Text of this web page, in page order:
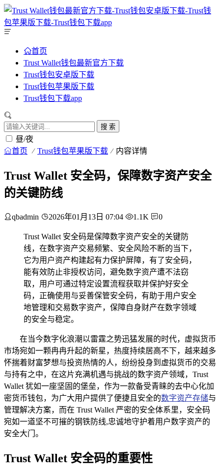
首页
Trust Wallet钱包最新官方下载
Trust钱包安卓版下载
Trust钱包苹果版下载
Trust钱包下载app
搜 索
昼/夜
首页 Trust钱包苹果版下载 内容详情
Trust Wallet 安全码，保障数字资产安全
的关键防线
qbadmin 2026年01月13日 07:04 1.1K 0
Trust Wallet 安全码是保障数字资产安全的关键防
线，在数字资产交易频繁、安全风险不断的当下，
它为用户资产构建起有力保护屏障，有了安全码，
能有效防止非授权访问，避免数字资产遭不法窃
取，用户可通过特定设置流程获取并保护好安全
码，正确使用与妥善保管安全码，有助于用户安全
地管理和交易数字资产，保障自身财产在数字领域
的安全与稳定。
在当今数字化浪潮以雷霆之势迅猛发展的时代，虚拟货币
市场宛如一颗冉冉升起的新星，热度持续居高不下，越来越多
怀揣着财富梦想与投资热情的人，纷纷投身到虚拟货币的交易
与持有之中，在这片充满机遇与挑战的数字资产领域，Trust
Wallet 犹如一座坚固的堡垒，作为一款备受青睐的去中心化加
密货币钱包，为广大用户提供了便捷且安全的数字资产存储与
管理解决方案，而在 Trust Wallet 严密的安全体系里，安全码
宛如一道坚不可摧的钢铁防线,忠诚地守护着用户数字资产的
安全大门。
Trust Wallet 安全码的重要性